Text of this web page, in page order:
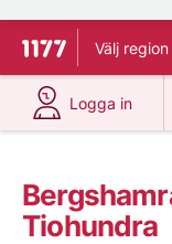
Till startsidan för
Välj region
Logga in
på 1177.se
Tiohundra